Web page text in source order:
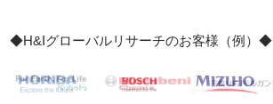
◆H&Iグローバルリサーチのお客様（例）◆